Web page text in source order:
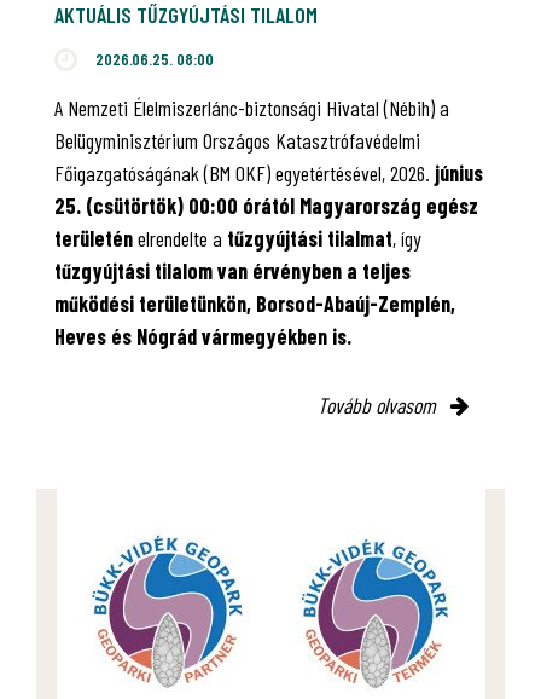
AKTUÁLIS TŰZGYÚJTÁSI TILALOM
2026.06.25. 08:00
A Nemzeti Élelmiszerlánc-biztonsági Hivatal (Nébih) a
Belügyminisztérium Országos Katasztrófavédelmi
Főigazgatóságának (BM OKF) egyetértésével, 2026. június
25. (csütörtök) 00:00 órától Magyarország egész
területénelrendelte a tűzgyújtási tilalmat, így
tűzgyújtási tilalom van érvényben a teljes
működési területünkön, Borsod-Abaúj-Zemplén,
Heves és Nógrád vármegyékben is.
Tovább olvasom